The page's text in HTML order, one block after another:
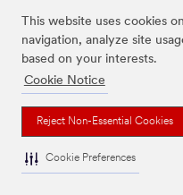
This website uses cookies
navigation, analyze site
based on your interests.
Cookie Notice
Reject Non-Essential Cookies
Cookie Preferences